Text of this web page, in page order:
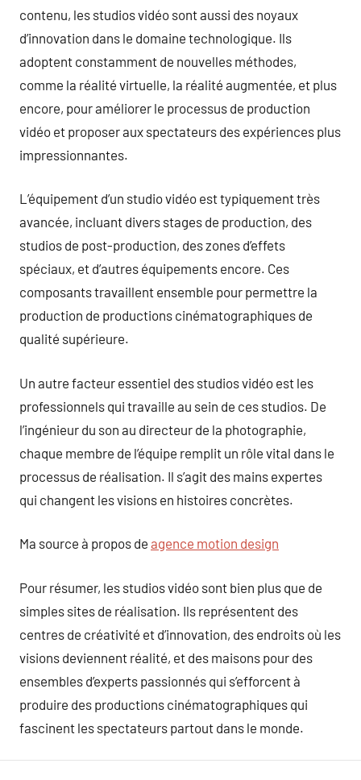
contenu, les studios vidéo sont aussi des noyaux
d’innovation dans le domaine technologique. Ils
adoptent constamment de nouvelles méthodes,
comme la réalité virtuelle, la réalité augmentée, et plus
encore, pour améliorer le processus de production
vidéo et proposer aux spectateurs des expériences plus
impressionnantes.
L’équipement d’un studio vidéo est typiquement très
avancée, incluant divers stages de production, des
studios de post-production, des zones d’effets
spéciaux, et d’autres équipements encore. Ces
composants travaillent ensemble pour permettre la
production de productions cinématographiques de
qualité supérieure.
Un autre facteur essentiel des studios vidéo est les
professionnels qui travaille au sein de ces studios. De
l’ingénieur du son au directeur de la photographie,
chaque membre de l’équipe remplit un rôle vital dans le
processus de réalisation. Il s’agit des mains expertes
qui changent les visions en histoires concrètes.
Ma source à propos de agence motion design
Pour résumer, les studios vidéo sont bien plus que de
simples sites de réalisation. Ils représentent des
centres de créativité et d’innovation, des endroits où les
visions deviennent réalité, et des maisons pour des
ensembles d’experts passionnés qui s’efforcent à
produire des productions cinématographiques qui
fascinent les spectateurs partout dans le monde.